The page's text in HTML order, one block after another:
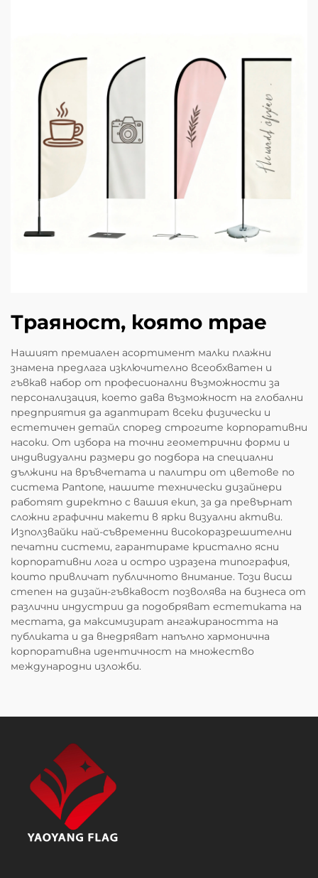
Траяност, която трае
Нашият премиален асортимент малки плажни
знамена предлага изключително всеобхватен и
гъвкав набор от професионални възможности за
персонализация, което дава възможност на глобални
предприятия да адаптират всеки физически и
естетичен детайл според строгите корпоративни
насоки. От избора на точни геометрични форми и
индивидуални размери до подбора на специални
дължини на връвчетата и палитри от цветове по
система Pantone, нашите технически дизайнери
работят директно с вашия екип, за да превърнат
сложни графични макети в ярки визуални активи.
Използвайки най-съвременни високоразрешителни
печатни системи, гарантираме кристално ясни
корпоративни лога и остро изразена типография,
които привличат публичното внимание. Този висш
степен на дизайн-гъвкавост позволява на бизнеса от
различни индустрии да подобряват естетиката на
местата, да максимизират ангажираността на
публиката и да внедряват напълно хармонична
корпоративна идентичност на множество
международни изложби.